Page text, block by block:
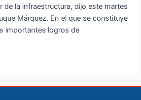
de la infraestructura, dijo este martes
Márquez. En el que se constituye
importantes logros de